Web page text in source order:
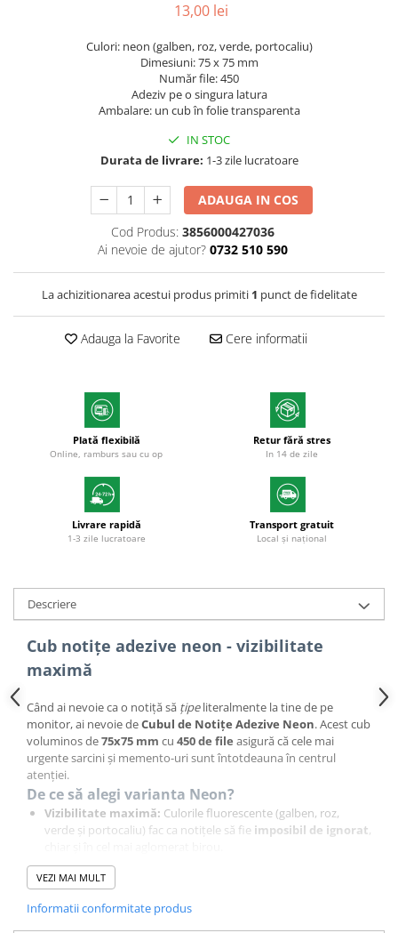
Pixuri fara mecanism
Markere & Textmarkere
Markere tabla alba/whiteboard
Markere permanente
Markere cu vopsea
Hartie si produse din hartie
Hartie
Hartie calc
Hartie si cartoane colorate
Hartie in formate mari
Hartie milimetrica
Produse din hartie
Cuburi din hartie
Caiete pentru birou
Etichete adezive
Plicuri
Tipizate
Notesuri adezive
Blocnotes-uri
Organizare si arhivare
Bibliorafturi
Caiete mecanice
Alonje
Indecsi
Dosare din carton
Dosare din plastic
13,00 lei
Culori: neon (galben, roz, verde, portocaliu)
Dimesiuni: 75 x 75 mm
Număr file: 450
Adeziv pe o singura latura
Ambalare: un cub în folie transparenta
IN STOC
Durata de livrare: 1-3 zile lucratoare
ADAUGA IN COS
Cod Produs: 3856000427036
Ai nevoie de ajutor? 0732 510 590
La achizitionarea acestui produs primiti 1 punct de fidelitate
Adauga la Favorite Cere informatii
Plată flexibilă
Online, ramburs sau cu op
Retur fără stres
In 14 de zile
Livrare rapidă
1-3 zile lucratoare
Transport gratuit
Local și național
Descriere
Cub notițe adezive neon - vizibilitate
maximă
Când ai nevoie ca o notiță să țipeliteralmente la tine de pe
monitor, ai nevoie deCubul de Notițe Adezive Neon. Acest cub
voluminos de75x75 mm cu 450de file asigură că cele mai
urgente sarcini și memento-uri sunt întotdeauna în centrul
atenției.
De ce să alegi varianta Neon?
Vizibilitate maximă: Culorile fluorescente (galben, roz,
verde și portocaliu) fac ca notițele să fie imposibil de ignorat,
Eficiență garantată:
termene limită (deadlines) și marcarea rapidă a paginilor din
450de Notițe,450de Soluții:
VEZI MAI MULT
Informatii conformitate produs